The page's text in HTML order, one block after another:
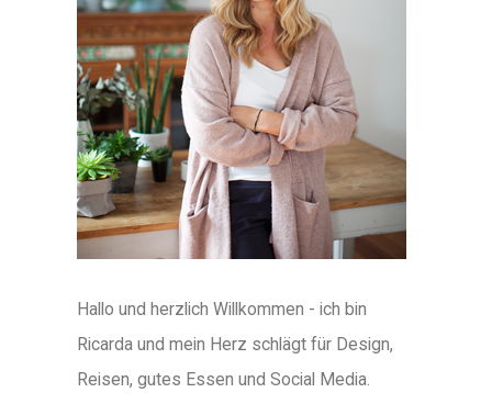
Hallo und herzlich Willkommen - ich bin
Ricarda und mein Herz schlägt für Design,
Reisen, gutes Essen und Social Media.